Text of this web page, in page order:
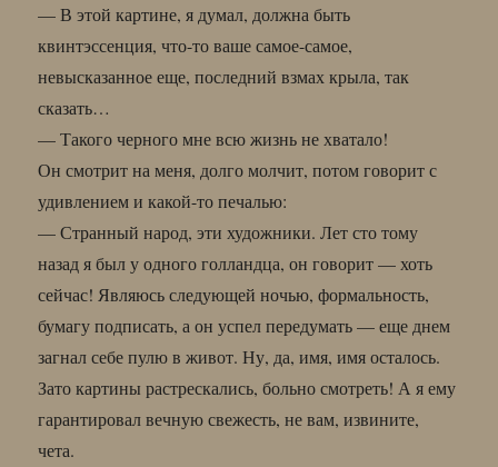
— В этой картине, я думал, должна быть
квинтэссенция, что-то ваше самое-самое,
невысказанное еще, последний взмах крыла, так
сказать…
— Такого черного мне всю жизнь не хватало!
Он смотрит на меня, долго молчит, потом говорит с
удивлением и какой-то печалью:
— Странный народ, эти художники. Лет сто тому
назад я был у одного голландца, он говорит — хоть
сейчас! Являюсь следующей ночью, формальность,
бумагу подписать, а он успел передумать — еще днем
загнал себе пулю в живот. Ну, да, имя, имя осталось.
Зато картины растрескались, больно смотреть! А я ему
гарантировал вечную свежесть, не вам, извините,
чета.